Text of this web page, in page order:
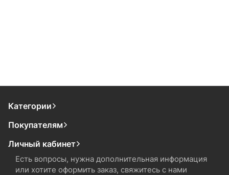
Категории
Покупателям
Личный кабинет
Есть вопросы, нужна дополнительная информация
или хотите оформить заказ, свяжитесь с нами